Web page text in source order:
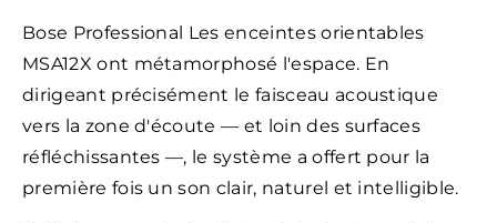
Bose Professional Les enceintes orientables
MSA12X ont métamorphosé l'espace. En
dirigeant précisément le faisceau acoustique
vers la zone d'écoute — et loin des surfaces
réfléchissantes —, le système a offert pour la
première fois un son clair, naturel et intelligible.